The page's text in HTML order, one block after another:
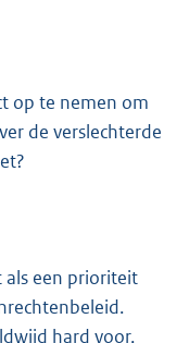
op te nemen om
de verslechterde
als een prioriteit
hard voor,